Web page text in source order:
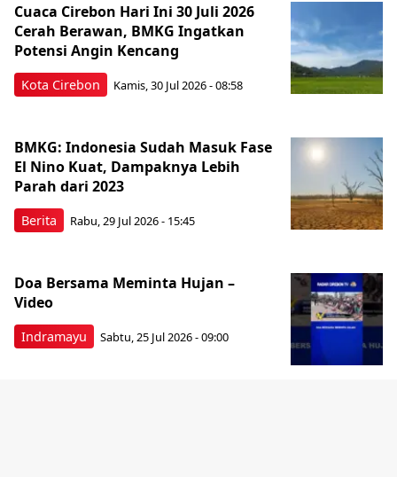
Kota Cirebon
Cuaca Cirebon Hari Ini 30 Juli 2026
Cerah Berawan, BMKG Ingatkan
Potensi Angin Kencang
Kamis, 30 Jul 2026 - 08:58
Berita
BMKG: Indonesia Sudah Masuk Fase
El Nino Kuat, Dampaknya Lebih
Parah dari 2023
Rabu, 29 Jul 2026 - 15:45
Indramayu
Doa Bersama Meminta Hujan –
Video
Sabtu, 25 Jul 2026 - 09:00